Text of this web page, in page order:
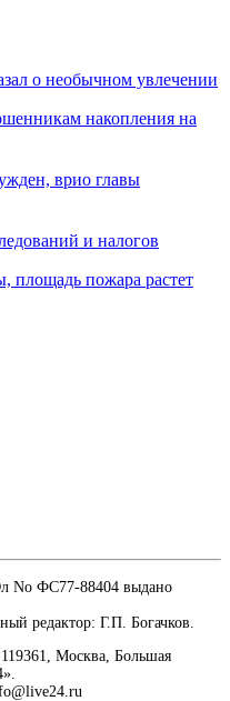
о необычном увлечении
накопления на
врио главы
и налогов
площадь пожара растет
No ФС77-88404 выдано
редактор: Г.П. Богачков.
Москва, Большая